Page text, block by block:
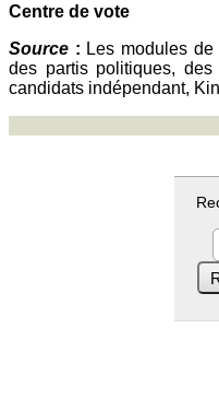
Centre de vote
Source : Les modules
des partis politiques,
candidats indépendant,